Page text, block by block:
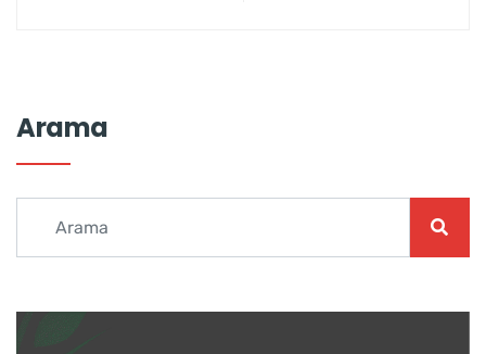
Arama